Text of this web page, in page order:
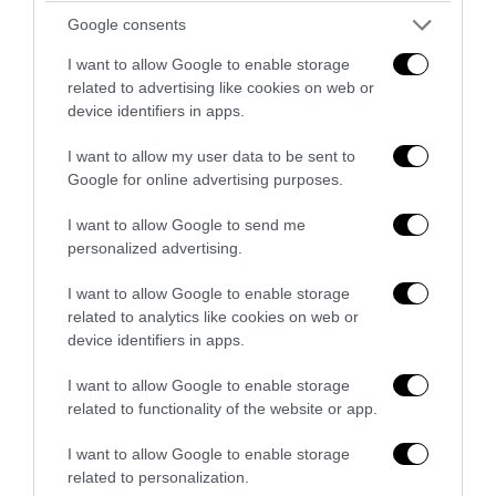
Google consents
I want to allow Google to enable storage
related to advertising like cookies on web or
device identifiers in apps.
I want to allow my user data to be sent to
Google for online advertising purposes.
I want to allow Google to send me
personalized advertising.
I want to allow Google to enable storage
related to analytics like cookies on web or
device identifiers in apps.
I want to allow Google to enable storage
related to functionality of the website or app.
I want to allow Google to enable storage
related to personalization.
costringeva l’altra a guardare e subire palpeggiamenti contro
Personaggi già noti alle Forze dell’Ordine
A Perugia, alla fine di aprile, un 31enne albanese
ha
avvicinato una ragazzina minorenne nei pressi di un
minacciose, sarebbe riuscito a palpeggiarla prima che la
giovane riuscisse a fuggire e a chiedere aiuto. Il giorno
successivo, una studentessa universitaria sarebbe stata
colpita dallo stesso uomo con uno schiaffo sul sedere
mentre si recava a lezione. Nei giorni successivi, l’albanese
Sempre alla fine di aprile, a Sesto Imolese,un 32enne
stato fermato per violenza sessuale, furto aggravato e
lesioni personali. Ha contattato telefonicamente una 20enne